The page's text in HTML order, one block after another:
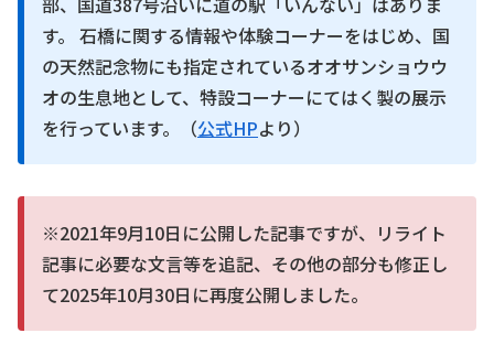
す。 石橋に関する情報や体験コーナーをはじめ、国
の天然記念物にも指定されているオオサンショウウ
オの生息地として、特設コーナーにてはく製の展示
を行っています。（公式HPより）
※2021年9月10日に公開した記事ですが、リライト
記事に必要な文言等を追記、その他の部分も修正し
て2025年10月30日に再度公開しました。